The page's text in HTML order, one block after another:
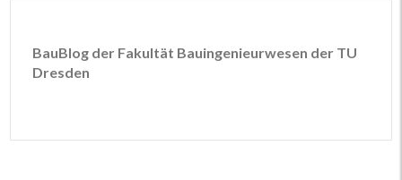
BauBlog der Fakultät Bauingenieurwesen der TU
Dresden